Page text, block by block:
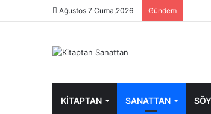
Ağustos 7 Cuma,2026 Gündem
KİTAPTAN SANATTAN